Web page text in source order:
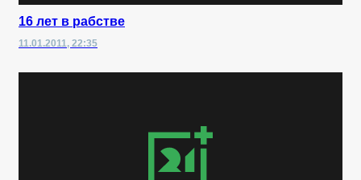
16 лет в рабстве
11.01.2011, 22:35